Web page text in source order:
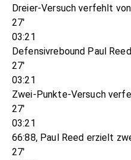
Dreier-Versuch verfehlt von
27'
03:21
Defensivrebound Paul Reed
27'
03:21
Zwei-Punkte-Versuch
27'
03:21
66:88, Paul Reed erzielt
27'